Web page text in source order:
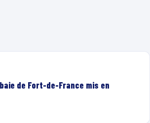
de Fort-de-France mis en